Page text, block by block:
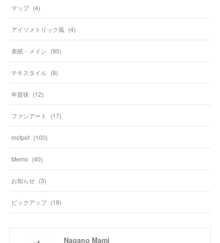
マップ (4)
アイソメトリック風 (4)
表紙・メイン (95)
テキスタイル (8)
年賀状 (12)
ファンアート (17)
mofpof (100)
Memo (40)
お知らせ (3)
ピックアップ (18)
Nagano Mami